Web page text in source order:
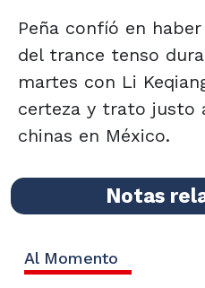
Peña confíó en
del trance tenso
martes con Li
certeza y trato justo
chinas en México.
Notas
Al Momento